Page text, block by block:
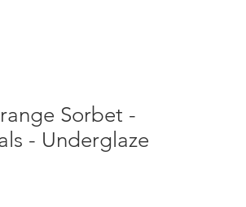
Sorbet -
- Underglaze